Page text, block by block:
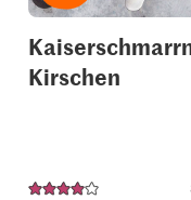
Kirschen